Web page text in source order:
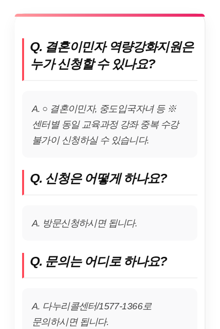
Q. 결혼이민자 역량강화지원은
누가 신청할 수 있나요?
A. ○ 결혼이민자, 중도입국자녀 등 ※
센터별 동일 교육과정 강좌 중복 수강
불가이 신청하실 수 있습니다.
Q. 신청은 어떻게 하나요?
A. 방문신청하시면 됩니다.
Q. 문의는 어디로 하나요?
A. 다누리콜센터/1577-1366로
문의하시면 됩니다.